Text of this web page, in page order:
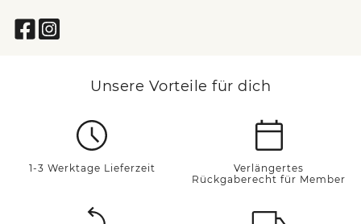
Unsere Vorteile für dich
1-3 Werktage Lieferzeit
Verlängertes
Rückgaberecht für Member